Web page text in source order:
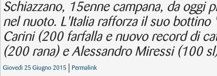
Schiazzano, 15enne campana, da oggi
nel nuoto. L'Italia rafforza il suo bottino
Carini (200 farfalla e nuovo record di
(200 rana) e Alessandro Miressi (100
Giovedì 25 Giugno 2015 Permalink